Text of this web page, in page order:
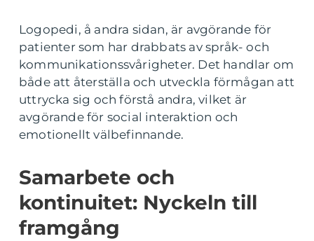
Logopedi, å andra sidan, är avgörande för
patienter som har drabbats av språk- och
kommunikationssvårigheter. Det handlar om
både att återställa och utveckla förmågan att
uttrycka sig och förstå andra, vilket är
avgörande för social interaktion och
emotionellt välbefinnande.
Samarbete och
kontinuitet: Nyckeln till
framgång